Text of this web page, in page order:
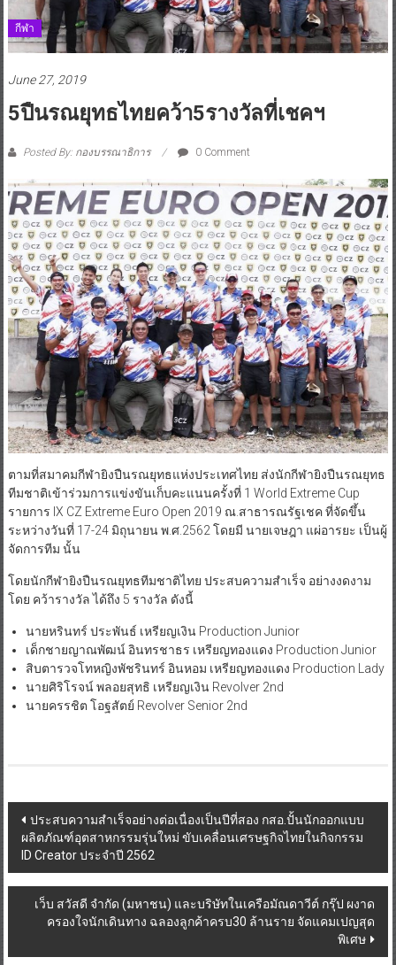
กีฬา
June 27, 2019
5ปืนรณยุทธไทยคว้า5รางวัลที่เชคฯ
Posted By: กองบรรณาธิการ 0 Comment
ตามที่สมาคมกีฬายิงปืนรณยุทธแห่งประเทศไทย ส่งนักกีฬายิงปืนรณยุทธ
ทีมชาติเข้าร่วมการแข่งขันเก็บคะแนนครั้งที่ 1 World Extreme Cup
รายการ IX CZ Extreme Euro Open 2019 ณ.สาธารณรัฐเชค ที่จัดขึ้น
ระหว่างวันที่ 17-24 มิถุนายน พ.ศ.2562 โดยมี นายเจษฎา แผ่อารยะ เป็นผู้
จัดการทีม นั้น
โดยนักกีฬายิงปืนรณยุทธทีมชาติไทย ประสบความสำเร็จ อย่างงดงาม
โดย คว้ารางวัล ได้ถึง 5 รางวัล ดังนี้
นายหรินทร์ ประพันธ์ เหรียญเงิน Production Junior
เด็กชายญาณพัฒน์ อินทรชาธร เหรียญทองแดง Production Junior
สิบตารวจโทหญิงพัชรินทร์ อินหอม เหรียญทองแดง Production Lady
นายศิริโรจน์ พลอยสุทธิ เหรียญเงิน Revolver 2nd
นายครรชิต โอฐสัตย์ Revolver Senior 2nd
Post
navigation
ประสบความสำเร็จอย่างต่อเนื่องเป็นปีที่สอง กสอ.ปั้นนักออกแบบ
ผลิตภัณฑ์อุตสาหกรรมรุ่นใหม่ ขับเคลื่อนเศรษฐกิจไทยในกิจกรรม
ID Creator ประจำปี 2562
เว็บ สวัสดี จำกัด (มหาชน) และบริษัทในเครือมัณดาวีต์ กรุ๊ป ผงาด
ครองใจนักเดินทาง ฉลองลูกค้าครบ30 ล้านราย จัดแคมเปญสุด
พิเศษ